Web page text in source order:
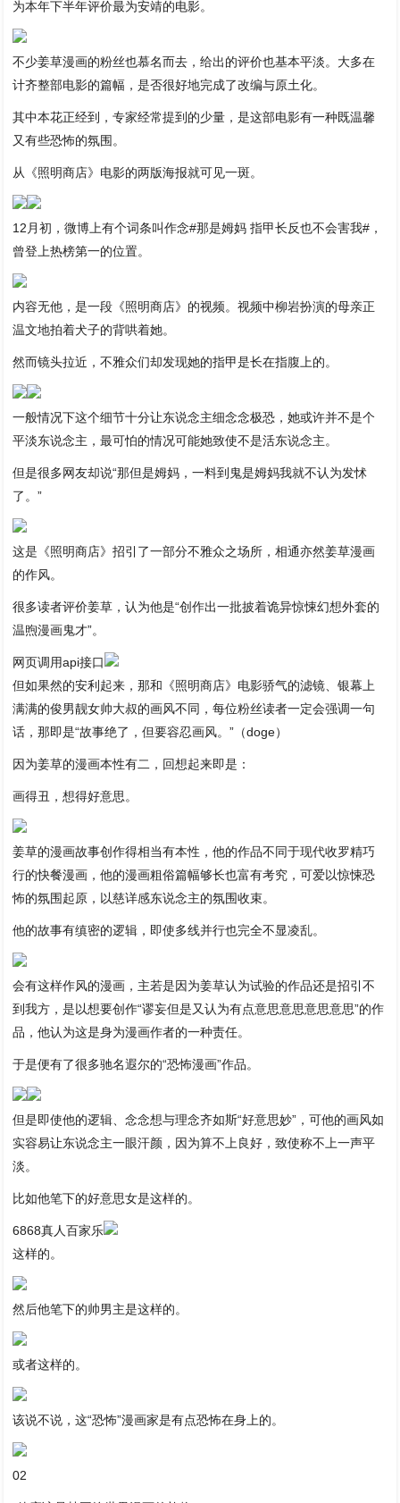
为本年下半年评价最为安靖的电影。
不少姜草漫画的粉丝也慕名而去，给出的评价也基本平淡。大多在
计齐整部电影的篇幅，是否很好地完成了改编与原土化。
其中本花正经到，专家经常提到的少量，是这部电影有一种既温馨
又有些恐怖的氛围。
从《照明商店》电影的两版海报就可见一斑。
12月初，微博上有个词条叫作念#那是姆妈 指甲长反也不会害我#，
曾登上热榜第一的位置。
内容无他，是一段《照明商店》的视频。视频中柳岩扮演的母亲正
温文地拍着犬子的背哄着她。
然而镜头拉近，不雅众们却发现她的指甲是长在指腹上的。
一般情况下这个细节十分让东说念主细念念极恐，她或许并不是个
平淡东说念主，最可怕的情况可能她致使不是活东说念主。
但是很多网友却说“那但是姆妈，一料到鬼是姆妈我就不认为发怵
了。”
这是《照明商店》招引了一部分不雅众之场所，相通亦然姜草漫画
的作风。
很多读者评价姜草，认为他是“创作出一批披着诡异惊悚幻想外套的
温煦漫画鬼才”。
网页调用api接口
但如果然的安利起来，那和《照明商店》电影骄气的滤镜、银幕上
满满的俊男靓女帅大叔的画风不同，每位粉丝读者一定会强调一句
话，那即是“故事绝了，但要容忍画风。”（doge）
因为姜草的漫画本性有二，回想起来即是：
画得丑，想得好意思。
姜草的漫画故事创作得相当有本性，他的作品不同于现代收罗精巧
行的快餐漫画，他的漫画粗俗篇幅够长也富有考究，可爱以惊悚恐
怖的氛围起原，以慈详感东说念主的氛围收束。
他的故事有缜密的逻辑，即使多线并行也完全不显凌乱。
会有这样作风的漫画，主若是因为姜草认为试验的作品还是招引不
到我方，是以想要创作“谬妄但是又认为有点意思意思意思意思”的作
品，他认为这是身为漫画作者的一种责任。
于是便有了很多驰名遐尔的“恐怖漫画”作品。
但是即使他的逻辑、念念想与理念齐如斯“好意思妙”，可他的画风如
实容易让东说念主一眼汗颜，因为算不上良好，致使称不上一声平
淡。
比如他笔下的好意思女是这样的。
6868真人百家乐
这样的。
然后他笔下的帅男主是这样的。
或者这样的。
该说不说，这“恐怖”漫画家是有点恐怖在身上的。
02